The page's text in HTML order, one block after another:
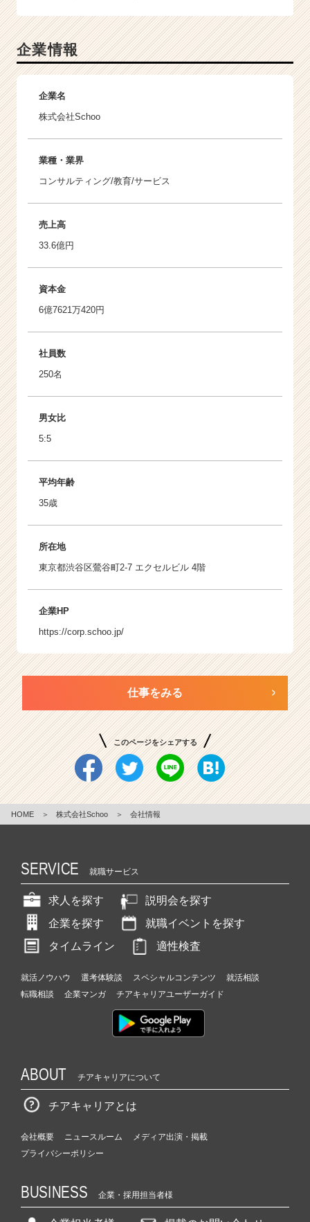
企業情報
企業名
株式会社Schoo
業種・業界
コンサルティング/教育/サービス
売上高
33.6億円
資本金
6億7621万420円
社員数
250名
男女比
5:5
平均年齢
35歳
所在地
東京都渋谷区鶯谷町2-7 エクセルビル 4階
企業HP
https://corp.schoo.jp/
仕事をみる
このページをシェアする
HOME ＞ 株式会社Schoo ＞ 会社情報
SERVICE 就職サービス
求人を探す
説明会を探す
企業を探す
就職イベントを探す
タイムライン
適性検査
就活ノウハウ 選考体験談 スペシャルコンテンツ
就活相談
転職相談
企業マンガ チアキャリアユーザーガイド
ABOUT チアキャリアについて
チアキャリアとは
会社概要 ニュースルーム
メディア出演・掲載
プライバシーポリシー
BUSINESS 企業・採用担当者様